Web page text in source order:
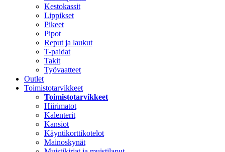
Kestokassit
Lippikset
Pikeet
Pipot
Reput ja laukut
T-paidat
Takit
Työvaatteet
Outlet
Toimistotarvikkeet
Toimistotarvikkeet
Hiirimatot
Kalenterit
Kansiot
Käyntikorttikotelot
Mainoskynät